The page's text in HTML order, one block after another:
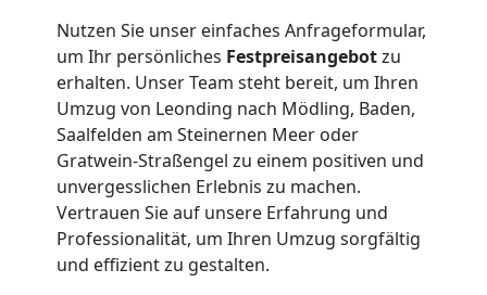
Nutzen Sie unser einfaches Anfrageformular,
um Ihr persönliches Festpreisangebotzu
erhalten. Unser Team steht bereit, um Ihren
Umzug von Leonding nach Mödling, Baden,
Saalfelden am Steinernen Meer oder
Gratwein-Straßengel zu einem positiven und
unvergesslichen Erlebnis zu machen.
Vertrauen Sie auf unsere Erfahrung und
Professionalität, um Ihren Umzug sorgfältig
und effizient zu gestalten.
LKW
Möbellift
Leonding
Übersiedlung